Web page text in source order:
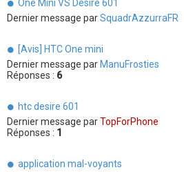
One Mini VS Desire 601
Dernier message parSquadrAzzurraFR
[Avis] HTC One mini
Dernier message parManuFrosties
Réponses : 6
htc desire 601
Dernier message parTopForPhone
Réponses : 1
application mal-voyants